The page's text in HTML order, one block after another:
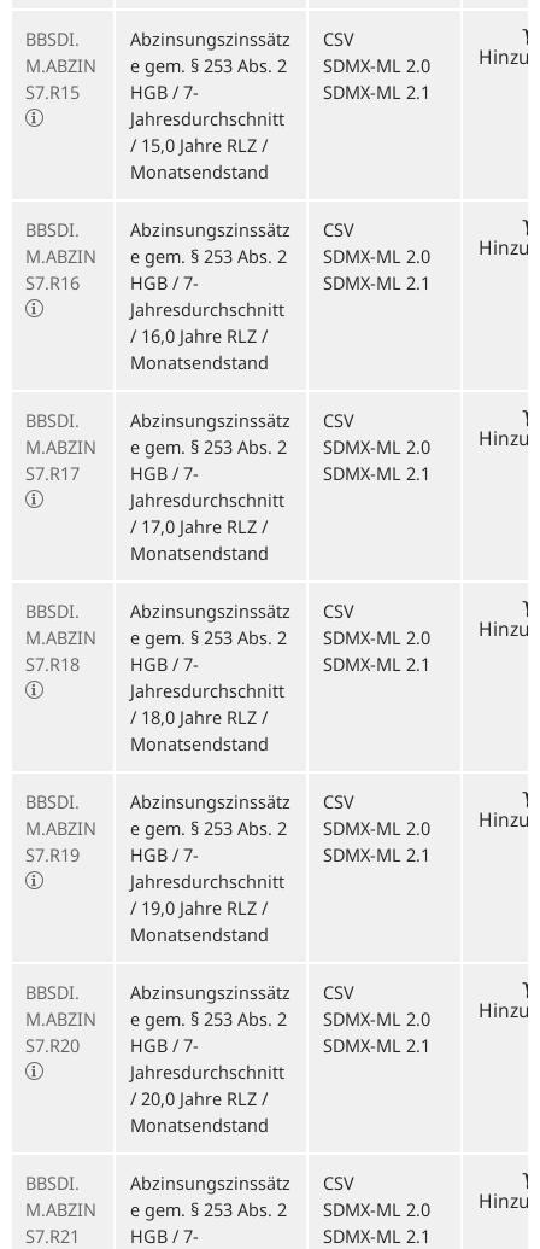
BBSDI.
M.ABZIN
S7.R15
Abzinsungszinssätz
e gem. § 253 Abs. 2
HGB / 7-
Jahresdurchschnitt
/ 15,0 Jahre RLZ /
Monatsendstand
CSV
SDMX-ML 2.0
SDMX-ML 2.1
BBSDI.
M.ABZIN
S7.R16
Abzinsungszinssätz
e gem. § 253 Abs. 2
HGB / 7-
Jahresdurchschnitt
/ 16,0 Jahre RLZ /
Monatsendstand
CSV
SDMX-ML 2.0
SDMX-ML 2.1
BBSDI.
M.ABZIN
S7.R17
Abzinsungszinssätz
e gem. § 253 Abs. 2
HGB / 7-
Jahresdurchschnitt
/ 17,0 Jahre RLZ /
Monatsendstand
CSV
SDMX-ML 2.0
SDMX-ML 2.1
BBSDI.
M.ABZIN
S7.R18
Abzinsungszinssätz
e gem. § 253 Abs. 2
HGB / 7-
Jahresdurchschnitt
/ 18,0 Jahre RLZ /
Monatsendstand
CSV
SDMX-ML 2.0
SDMX-ML 2.1
BBSDI.
M.ABZIN
S7.R19
Abzinsungszinssätz
e gem. § 253 Abs. 2
HGB / 7-
Jahresdurchschnitt
/ 19,0 Jahre RLZ /
Monatsendstand
CSV
SDMX-ML 2.0
SDMX-ML 2.1
BBSDI.
M.ABZIN
S7.R20
Abzinsungszinssätz
e gem. § 253 Abs. 2
HGB / 7-
Jahresdurchschnitt
/ 20,0 Jahre RLZ /
Monatsendstand
CSV
SDMX-ML 2.0
SDMX-ML 2.1
BBSDI.
M.ABZIN
S7.R21
Abzinsungszinssätz
e gem. § 253 Abs. 2
HGB / 7-
CSV
SDMX-ML 2.0
SDMX-ML 2.1